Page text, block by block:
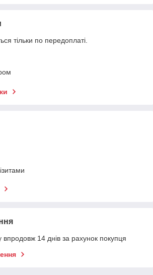
тільки по передоплаті.
14 днів за рахунок покупця